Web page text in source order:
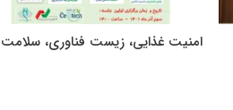
امنیت غذایی، زیست فناوری، سلامت